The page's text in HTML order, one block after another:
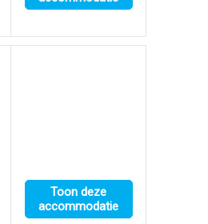
Toon deze
accommodatie